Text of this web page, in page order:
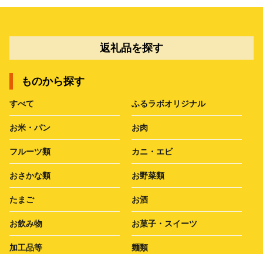
返礼品を探す
ものから探す
すべて ふるラボオリジナル
お米・パン お肉
フルーツ類 カニ・エビ
おさかな類 お野菜類
たまご お酒
お飲み物 お菓子・スイーツ
加工品等 麺類